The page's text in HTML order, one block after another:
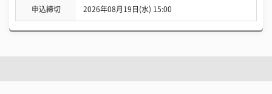
申込締切 2026年08月19日(水) 15:00